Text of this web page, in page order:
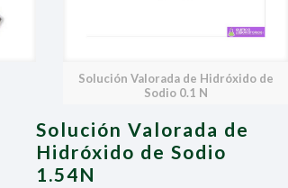
Solución Valorada de Hidróxido de
Sodio 0.1 N
Solución Valorada de
Hidróxido de Sodio
1.54N